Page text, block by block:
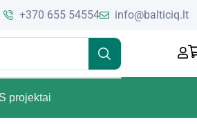
+370 655 54554 info@balticiq.lt
projektai